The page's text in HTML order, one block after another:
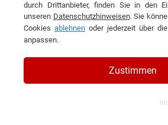
BartelsRieger BariAir
Gebläsefiltergerät
Sicherheit und
durch Drittanbieter, finden Sie in den
unseren Datenschutzhinweisen. Sie
Cookies ablehnen oder jederzeit über die
anpassen.
Zustimmen